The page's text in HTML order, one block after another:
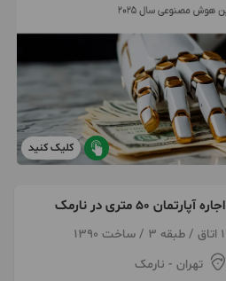
کلیک کنید
اجاره آپارتمان ۵۰ متری در نارمک
1 اتاق / طبقه 3 / ساخت 1390
تهران - نارمک